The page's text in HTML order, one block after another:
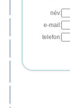
név:
e-mail:
telefon: